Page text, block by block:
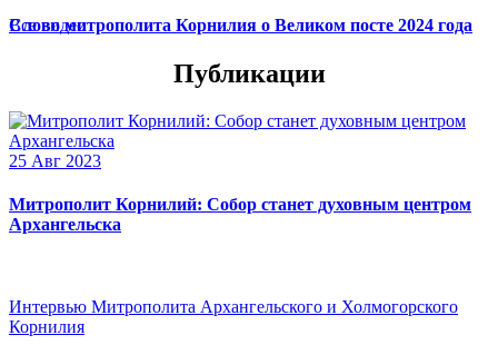
Слово митрополита Корнилия о Великом посте 2024 года
Все видео
Публикации
25 Авг 2023
Митрополит Корнилий: Собор станет духовным центром
Архангельска
Интервью Митрополита Архангельского и Холмогорского
Корнилия